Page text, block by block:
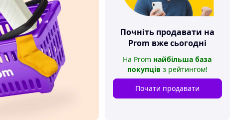
Почніть продавати на
Prom вже сьогодні
На Prom найбільша база
покупців з рейтингом!
Почати продавати